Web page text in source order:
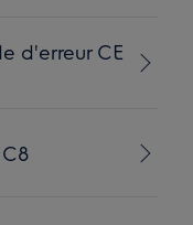
d'erreur CE